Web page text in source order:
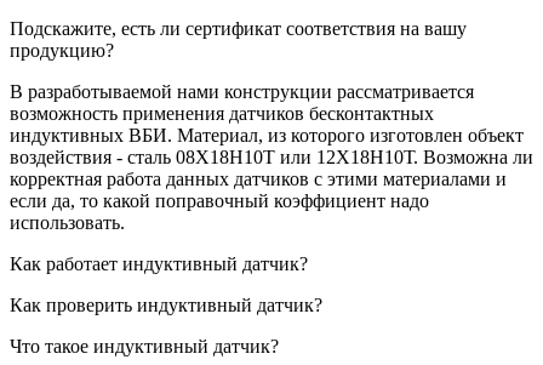
Подскажите, есть ли сертификат соответствия на вашу
продукцию?
В разработываемой нами конструкции рассматривается
возможность применения датчиков бесконтактных
индуктивных ВБИ. Материал, из которого изготовлен объект
воздействия - сталь 08Х18Н10Т или 12Х18Н10Т. Возможна ли
корректная работа данных датчиков с этими материалами и
если да, то какой поправочный коэффициент надо
использовать.
Как работает индуктивный датчик?
Как проверить индуктивный датчик?
Что такое индуктивный датчик?